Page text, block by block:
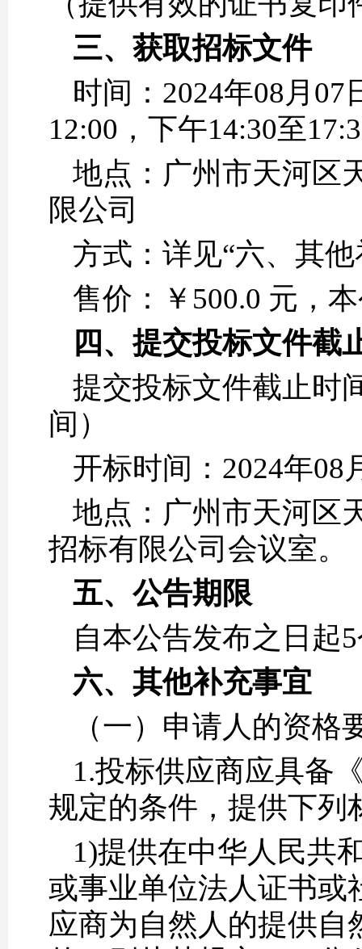
三、获取招标文件
时间：2024年08月
12:00，下午14:30至
地点：广州市天河区
限公司
方式：详见“六、其
售价：￥500.0 元，
四、提交投标文件截
提交投标文件截止时
间）
开标时间：2024年08
地点：广州市天河区
招标有限公司会议室。
五、公告期限
自本公告发布之日起
六、其他补充事宜
（一）申请人的资格
1.投标供应商应具备
规定的条件，提供下列
1)提供在中华人民共
或事业单位法人证书或
应商为自然人的提供自